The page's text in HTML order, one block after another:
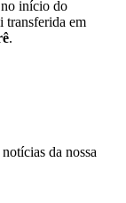
no início do
transferida em
.
da nossa